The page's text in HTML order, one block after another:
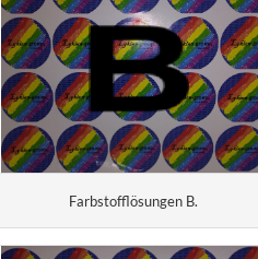
Farbstofflösungen B.